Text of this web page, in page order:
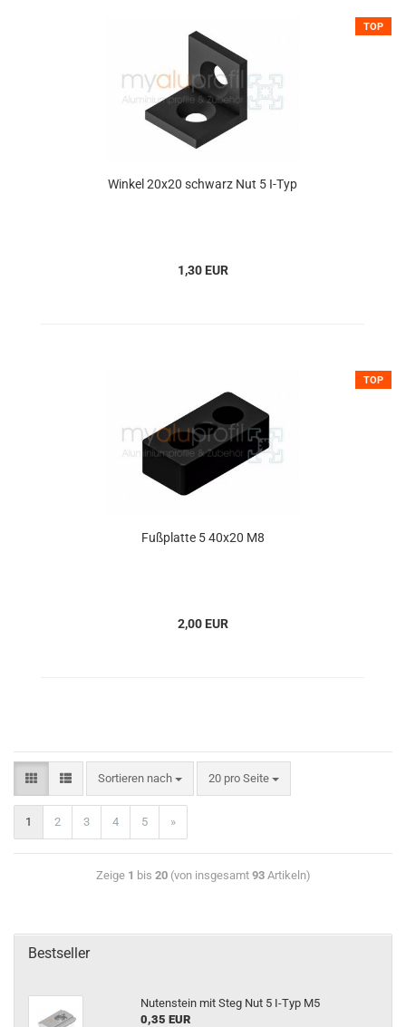
TOP
Winkel 20x20 schwarz Nut 5 I-Typ
1,30 EUR
TOP
Fußplatte 5 40x20 M8
2,00 EUR
Sortieren nach 20 pro Seite
1 2 3 4 5 »
Zeige 1 bis 20(von insgesamt 93Artikeln)
Bestseller
Nutenstein mit Steg Nut 5 I-Typ M5
0,35 EUR